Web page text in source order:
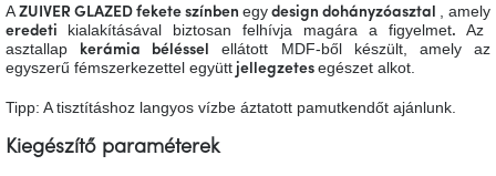
tűz
mellett
ülve
belső
tér
A ZUIVER GLAZED fekete színben egy design dohányzóasztal , amely
eredeti kialakításával biztosan felhívja magára a figyelmet. Az
asztallap
kerámia béléssel
ellátott MDF-ből készült, amely az
egyszerű fémszerkezettel együtt jellegzetes egészet alkot.
Tipp: A tisztításhoz langyos vízbe áztatott pamutkendőt ajánlunk.
Kiegészítő paraméterek